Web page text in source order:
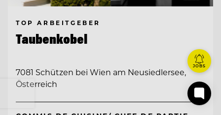
TOP ARBEITGEBER
Taubenkobel
7081 Schützen bei Wien am Neusiedlersee,
Österreich
JOBS